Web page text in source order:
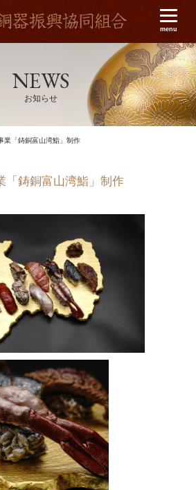
伝統工
NEWS
お知らせ
業「鋳銅富山湾鮨」制作
「鋳銅富山湾鮨」制作
menu